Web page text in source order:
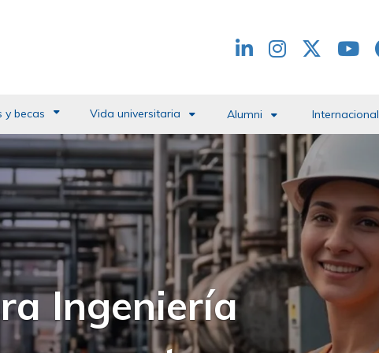
Redes
y becas Vida universitaria Alumni Internacional
Campus de la